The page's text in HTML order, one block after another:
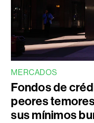
MERCADOS
Fondos de
peores
sus mínimos